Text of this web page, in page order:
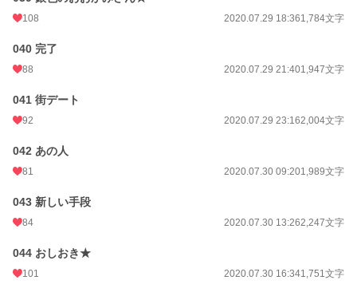
108 2020.07.29 18:361,784文字
040 完了
88 2020.07.29 21:401,947文字
041 街デート
92 2020.07.29 23:162,004文字
042 あの人
81 2020.07.30 09:201,989文字
043 新しい手段
84 2020.07.30 13:262,247文字
044 おしおき★
101 2020.07.30 16:341,751文字